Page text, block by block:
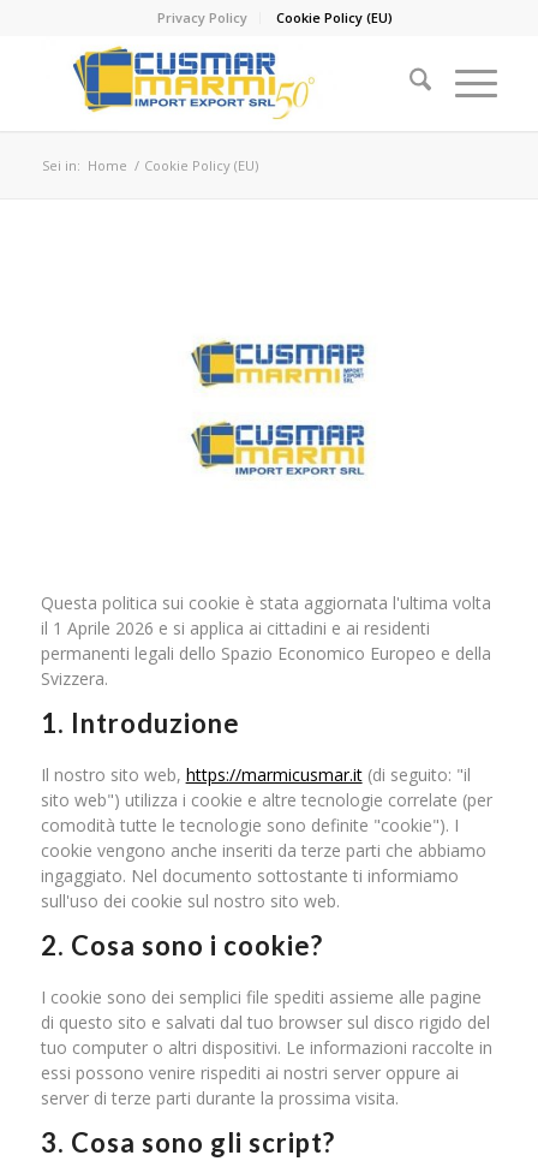
Privacy Policy Cookie Policy (EU)
Sei in: Home / Cookie Policy (EU)
Questa politica sui cookie è stata aggiornata l'ultima volta
il 1 Aprile 2026 e si applica ai cittadini e ai residenti
permanenti legali dello Spazio Economico Europeo e della
Svizzera.
1. Introduzione
Il nostro sito web, https://marmicusmar.it(di seguito: "il
sito web") utilizza i cookie e altre tecnologie correlate (per
comodità tutte le tecnologie sono definite "cookie"). I
cookie vengono anche inseriti da terze parti che abbiamo
ingaggiato. Nel documento sottostante ti informiamo
sull'uso dei cookie sul nostro sito web.
2. Cosa sono i cookie?
I cookie sono dei semplici file spediti assieme alle pagine
di questo sito e salvati dal tuo browser sul disco rigido del
tuo computer o altri dispositivi. Le informazioni raccolte in
essi possono venire rispediti ai nostri server oppure ai
server di terze parti durante la prossima visita.
3. Cosa sono gli script?